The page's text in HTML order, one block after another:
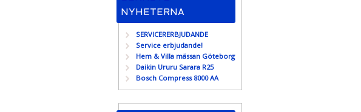
NYHETERNA
SERVICERERBJUDANDE
Service erbjudande!
Hem & Villa mässan Göteborg
Daikin Ururu Sarara R25
Bosch Compress 8000 AA